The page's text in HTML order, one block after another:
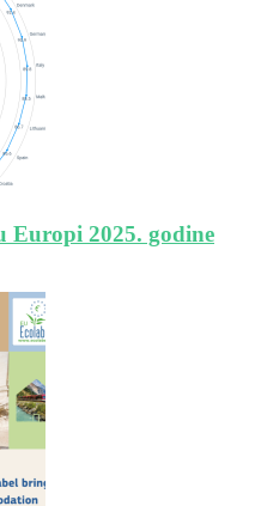
Europi 2025. godine